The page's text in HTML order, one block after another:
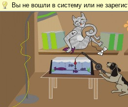
Вы не вошли в систему или не